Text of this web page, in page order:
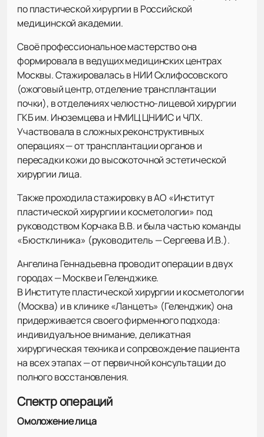
по пластической хирургии в Российской
медицинской академии.
Своё профессиональное мастерство она
формировала в ведущих медицинских центрах
Москвы. Стажировалась в НИИ Склифосовского
(ожоговый центр, отделение трансплантации
почки), в отделениях челюстно-лицевой хирургии
ГКБ им. Иноземцева и НМИЦ ЦНИИС и ЧЛХ.
Участвовала в сложных реконструктивных
операциях — от трансплантации органов и
пересадки кожи до высокоточной эстетической
хирургии лица.
Также проходила стажировку в АО «Институт
пластической хирургии и косметологии» под
руководством Корчака В.В. и была частью команды
«Бюстклиника» (руководитель — Сергеева И.В.).
Ангелина Геннадьевна проводит операции в двух
городах — Москве и Геленджике.
В Институте пластической хирургии и косметологии
(Москва) и в клинике «Ланцетъ» (Геленджик) она
придерживается своего фирменного подхода:
индивидуальное внимание, деликатная
хирургическая техника и сопровождение пациента
на всех этапах — от первичной консультации до
полного восстановления.
Спектр операций
Омоложение лица